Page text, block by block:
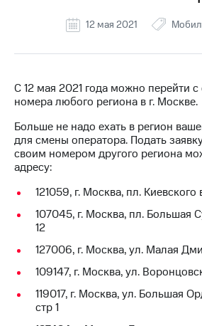
МТС
Деньги
номер
в МТС
Тарифы
Услуги
Роуминг
Заказать
SIM-
карту
Оформить
приложение
Мой
Акции
Скидка 30%
Тарифы
RED,
и МТС
Супер
дешевле
оплате
12 мая 2021
С 12 мая 2021 года можно перейти
номера любого региона в г. Москве.
Больше не надо ехать в регион
для смены оператора. Подать
своим номером другого региона
адресу:
121059, г. Москва, пл.
107045, г. Москва, пл. Большая
12
127006, г. Москва, ул. Малая
109147, г. Москва, ул.
119017, г. Москва, ул. Большая
стр 1